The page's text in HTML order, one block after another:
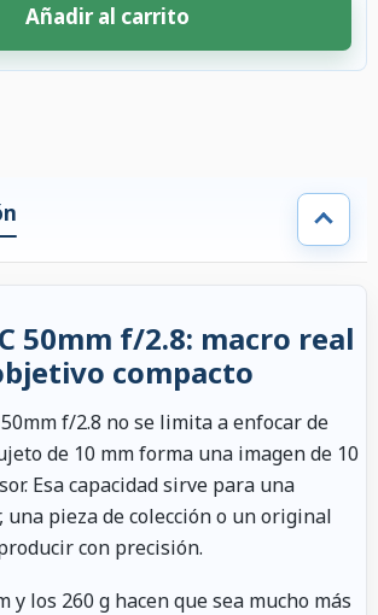
Añadir al carrito
50mm f/2.8: macro real
compacto
50mm f/2.8 no se limita a enfocar de
de 10 mm forma una imagen de 10
Esa capacidad sirve para una
una pieza de colección o un original
con precisión.
y los 260 g hacen que sea mucho más